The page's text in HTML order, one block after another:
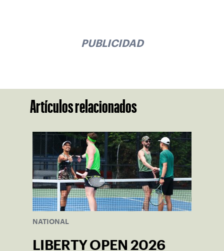
PUBLICIDAD
Artículos relacionados
NATIONAL
LIBERTY OPEN 2026